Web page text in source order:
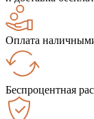
Оплата
Беспроцентная